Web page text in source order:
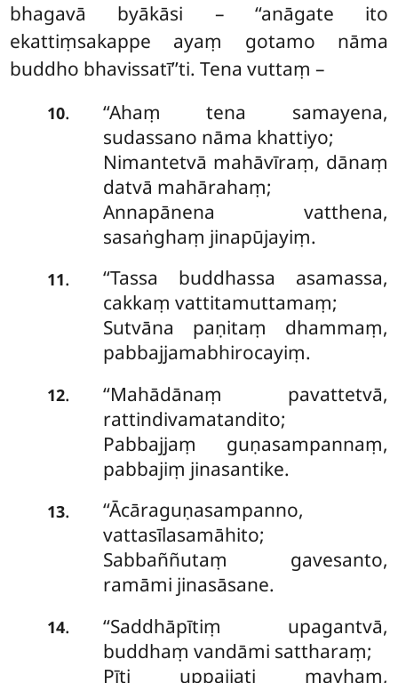
bhagavā byākāsi – ‘‘anāgate ito
ekattiṃsakappe ayaṃ gotamo nāma
buddho bhavissatī’’ti. Tena vuttaṃ –
10.
‘‘Ahaṃ tena samayena,
sudassano nāma khattiyo;
Nimantetvā mahāvīraṃ, dānaṃ
datvā mahārahaṃ;
Annapānena vatthena,
sasaṅghaṃ jinapūjayiṃ.
11.
‘‘Tassa buddhassa asamassa,
cakkaṃ vattitamuttamaṃ;
Sutvāna paṇitaṃ dhammaṃ,
pabbajjamabhirocayiṃ.
12.
‘‘Mahādānaṃ pavattetvā,
rattindivamatandito;
Pabbajjaṃ guṇasampannaṃ,
pabbajiṃ jinasantike.
13.
‘‘Ācāraguṇasampanno,
vattasīlasamāhito;
Sabbaññutaṃ gavesanto,
ramāmi jinasāsane.
14. ‘‘Saddhāpītiṃ upagantvā,
buddhaṃ vandāmi sattharaṃ;
Pīti uppajjati mayhaṃ,